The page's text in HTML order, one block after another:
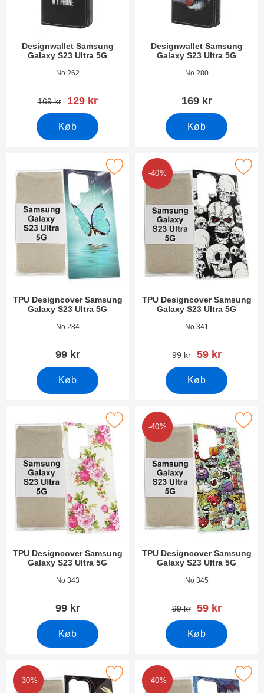
Designwallet Samsung
Galaxy S23 Ultra 5G
Varenr 47564No 262
pris
169 kr pris
129 kr
Køb
Designwallet Samsung
Galaxy S23 Ultra 5G
Varenr 47552No 280
169 kr
Køb
TPU Designcover Samsung
Galaxy S23 Ultra 5G
Varenr 47540No 284
99 kr
Køb
tPU Designcover Samsung Galaxy S23 Ultra 5G som favorit
-40%
TPU Designcover Samsung
Galaxy S23 Ultra 5G
Varenr 47539No 341
pris
99 kr pris
59 kr
Køb
Marker tPU Designcover Samsung
TPU Designcover Samsung
Galaxy S23 Ultra 5G
Varenr 47538No 343
99 kr
Køb
tPU Designcover Samsung Galaxy S23 Ultra 5G som favorit
-40%
TPU Designcover Samsung
Galaxy S23 Ultra 5G
Varenr 47537No 345
pris
99 kr pris
59 kr
Køb
Marker tPU Designcover Samsung
-30%
tPU Designcover Samsung Galaxy S23 Ultra 5G som favorit
-40%
Marker tPU Designcover Samsung